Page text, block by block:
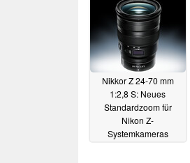
Nikkor Z 24-70 mm
1:2,8 S: Neues
Standardzoom für
Nikon Z-
Systemkameras